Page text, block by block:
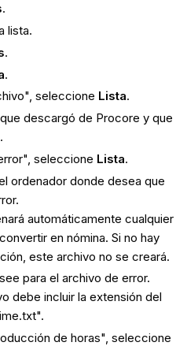
.
lista.
.
.
seleccione Lista.
descargó de Procore y que
seleccione Lista.
ordenador donde desea que
automáticamente cualquier
en nómina. Si no hay
este archivo no se creará.
para el archivo de error.
debe incluir la extensión del
de horas", seleccione